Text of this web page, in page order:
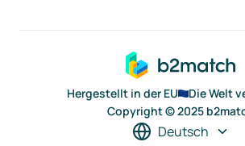
Hergestellt in der EU
Die Welt
Copyright © 2025
Deutsch